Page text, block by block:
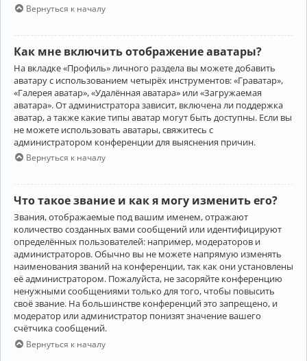
Вернуться к началу
Как мне включить отображение аватары?
На вкладке «Профиль» личного раздела вы можете добавить
аватару с использованием четырёх инструментов: «Граватар»,
«Галерея аватар», «Удалённая аватара» или «Загружаемая
аватара». От администратора зависит, включена ли поддержка
аватар, а также какие типы аватар могут быть доступны. Если вы
не можете использовать аватары, свяжитесь с
администратором конференции для выяснения причин.
Вернуться к началу
Что такое звание и как я могу изменить его?
Звания, отображаемые под вашим именем, отражают
количество созданных вами сообщений или идентифицируют
определённых пользователей: например, модераторов и
администраторов. Обычно вы не можете напрямую изменять
наименования званий на конференции, так как они установлены
её администратором. Пожалуйста, не засоряйте конференцию
ненужными сообщениями только для того, чтобы повысить
своё звание. На большинстве конференций это запрещено, и
модератор или администратор понизят значение вашего
счётчика сообщений.
Вернуться к началу